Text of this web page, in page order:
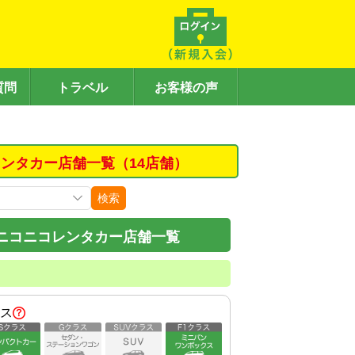
問 トラベル お客様の声
タカー店舗一覧（14店舗）
検索
コニコレンタカー店舗一覧